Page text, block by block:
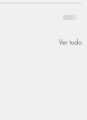
Ver tudo